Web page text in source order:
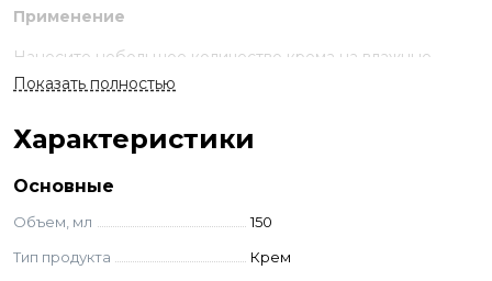
Применение
Нанесите небольшое количество крема на влажные
волосы после расчесывания перед высушиванием.
диффузора. Возможно нанесение на сухие волосы.
Показать полностью
Характеристики
Основные
Объем, мл
150
Тип продукта
Крем